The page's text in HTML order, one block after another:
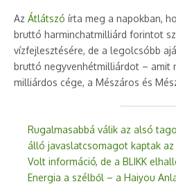
Az Átlátszó írta meg a napokban,
bruttó harminchatmilliárd forintot
vízfejlesztésére, de a legolcsóbb
bruttó negyvenhétmilliárdot – amit
milliárdos cége, a Mészáros és
Rugalmasabbá válik az alsó
álló javaslatcsomagot kaptak az
Volt információ, de a BLIKK
Energia a szélből – a Haiyou